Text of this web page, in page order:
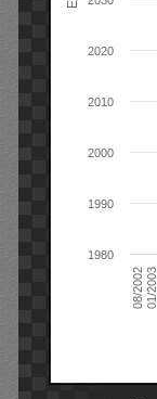
08/200201/2003
1980
1990
2000
2010
2020